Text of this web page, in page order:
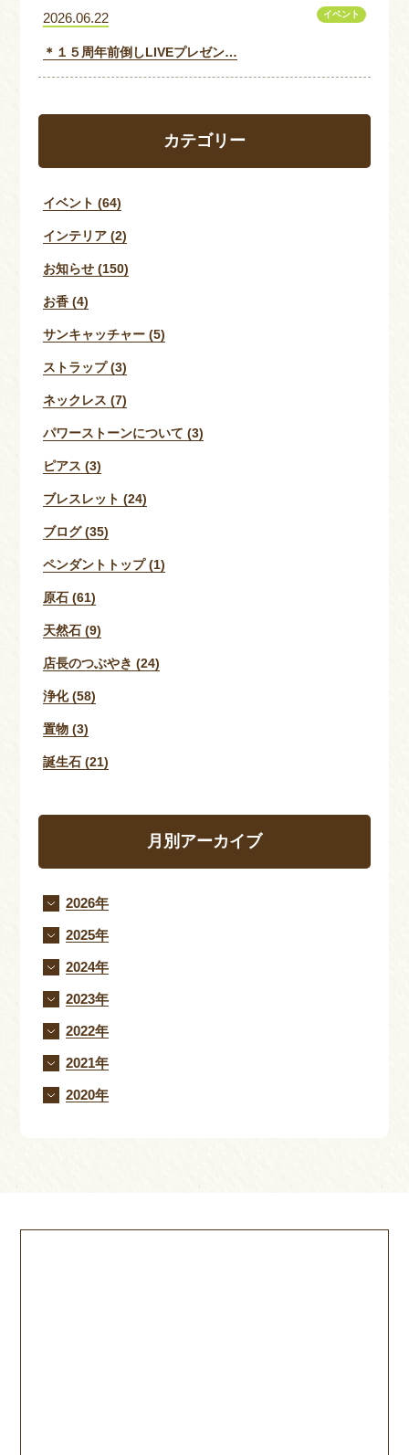
2026.06.22 イベント
＊１５周年前倒しLIVEプレゼン…
カテゴリー
イベント (64)
インテリア (2)
お知らせ (150)
お香 (4)
サンキャッチャー (5)
ストラップ (3)
ネックレス (7)
パワーストーンについて (3)
ピアス (3)
ブレスレット (24)
ブログ (35)
ペンダントトップ (1)
原石 (61)
天然石 (9)
店長のつぶやき (24)
浄化 (58)
置物 (3)
誕生石 (21)
月別アーカイブ
2026年
2025年
2024年
2023年
2022年
2021年
2020年